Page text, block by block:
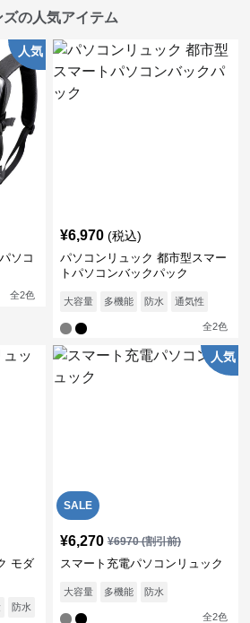
の人気アイテム
人気
ソコ
全2色
¥6,970 (税込)
パソコンリュック 都市型スマー
トパソコンバックパック
大容量 多機能 防水 通気性
全2色
モダ
防水
SALE
人気
¥6,270 ¥6970(割引前)
スマート充電パソコンリュック
大容量 多機能 防水
全2色